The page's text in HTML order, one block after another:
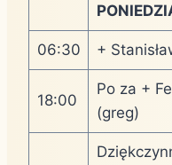
06:30 +
18:00
Po za +
(greg)